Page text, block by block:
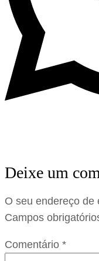
Deixe um
O seu endereço de
Campos
Comentário *